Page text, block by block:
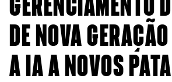
GERENCIAMENTO
DE NOVA
A IA A NOVOS